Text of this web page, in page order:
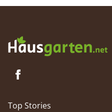
Top Stories